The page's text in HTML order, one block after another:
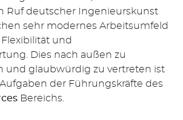
Ruf deutscher Ingenieurskunst
sehr modernes Arbeitsumfeld
und
Dies nach außen zu
und glaubwürdig zu vertreten ist
der Führungskräfte des
Bereichs.